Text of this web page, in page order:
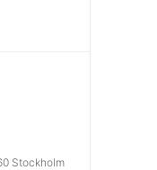
Stockholm